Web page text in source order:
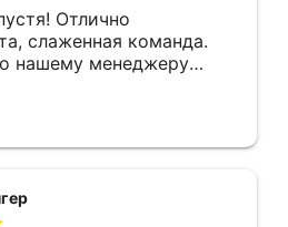
плёнку...
Отлично
слаженная команда.
нашему менеджеру
сделать выбор, от